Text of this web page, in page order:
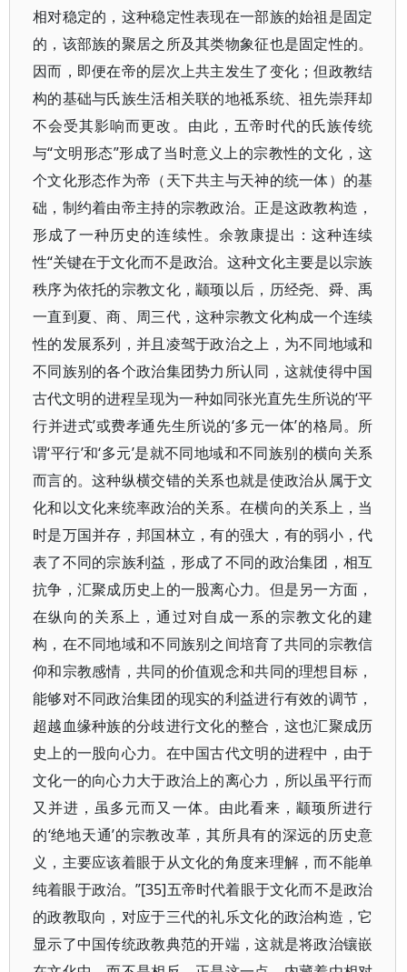
相对稳定的，这种稳定性表现在一部族的始祖是固定
的，该部族的聚居之所及其类物象征也是固定性的。
因而，即便在帝的层次上共主发生了变化；但政教结
构的基础与氏族生活相关联的地祗系统、祖先崇拜却
不会受其影响而更改。由此，五帝时代的氏族传统
与“文明形态”形成了当时意义上的宗教性的文化，这
个文化形态作为帝（天下共主与天神的统一体）的基
础，制约着由帝主持的宗教政治。正是这政教构造，
形成了一种历史的连续性。余敦康提出：这种连续
性“关键在于文化而不是政治。这种文化主要是以宗族
秩序为依托的宗教文化，颛顼以后，历经尧、舜、禹
一直到夏、商、周三代，这种宗教文化构成一个连续
性的发展系列，并且凌驾于政治之上，为不同地域和
不同族别的各个政治集团势力所认同，这就使得中国
古代文明的进程呈现为一种如同张光直先生所说的‘平
行并进式’或费孝通先生所说的‘多元一体’的格局。所
谓‘平行’和‘多元’是就不同地域和不同族别的横向关系
而言的。这种纵横交错的关系也就是使政治从属于文
化和以文化来统率政治的关系。在横向的关系上，当
时是万国并存，邦国林立，有的强大，有的弱小，代
表了不同的宗族利益，形成了不同的政治集团，相互
抗争，汇聚成历史上的一股离心力。但是另一方面，
在纵向的关系上，通过对自成一系的宗教文化的建
构，在不同地域和不同族别之间培育了共同的宗教信
仰和宗教感情，共同的价值观念和共同的理想目标，
能够对不同政治集团的现实的利益进行有效的调节，
超越血缘种族的分歧进行文化的整合，这也汇聚成历
史上的一股向心力。在中国古代文明的进程中，由于
文化一的向心力大于政治上的离心力，所以虽平行而
又并进，虽多元而又一体。由此看来，颛顼所进行
的‘绝地天通’的宗教改革，其所具有的深远的历史意
义，主要应该着眼于从文化的角度来理解，而不能单
纯着眼于政治。”[35]五帝时代着眼于文化而不是政治
的政教取向，对应于三代的礼乐文化的政治构造，它
显示了中国传统政教典范的开端，这就是将政治镶嵌